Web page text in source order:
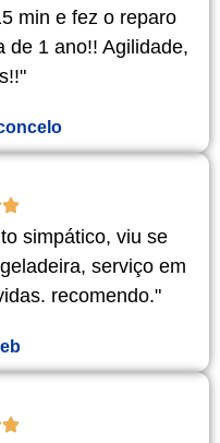
min e fez o reparo
de 1 ano!! Agilidade,
simpático, viu se
serviço em
recomendo."